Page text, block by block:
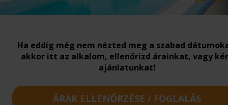
Ha eddig még nem nézted meg a szabad
akkor itt az alkalom, ellenőrizd árainkat, vagy
ajánlatunkat!
ÁRAK ELLENŐRZÉSE / FOGLALÁS